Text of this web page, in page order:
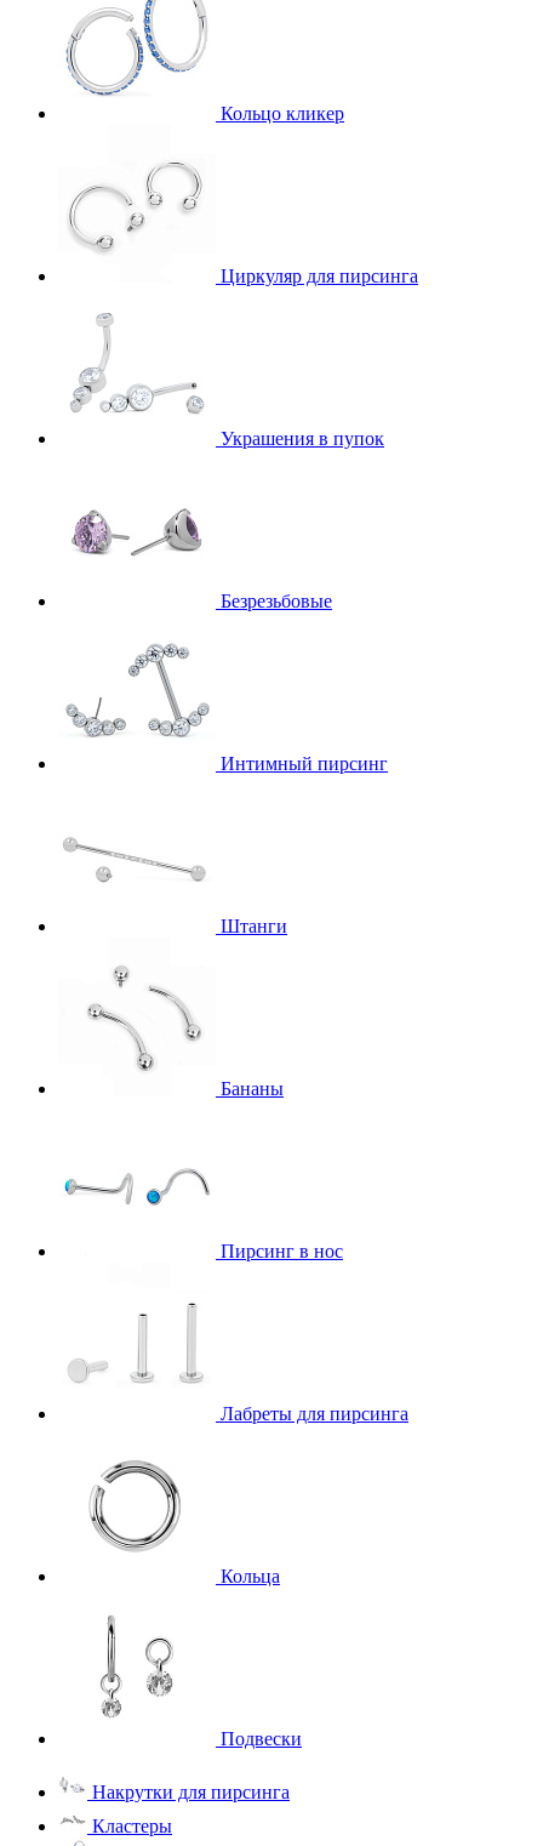
Кольцо кликер
Циркуляр для пирсинга
Украшения в пупок
Безрезьбовые
Интимный пирсинг
Штанги
Бананы
Пирсинг в нос
Лабреты для пирсинга
Кольца
Подвески
Накрутки для пирсинга
Кластеры